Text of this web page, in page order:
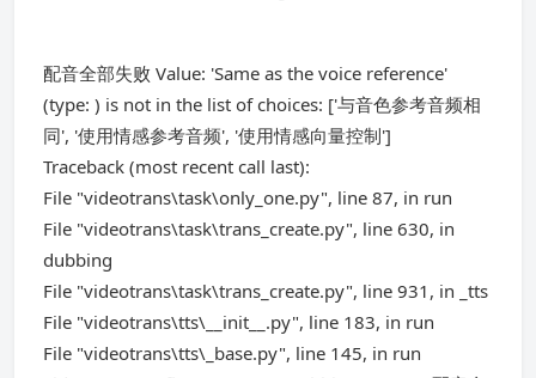
配音全部失败 Value: 'Same as the voice reference'
(type: ) is not in the list of choices: ['与音色参考音频相
同', '使用情感参考音频', '使用情感向量控制']
Traceback (most recent call last):
File "videotrans\task\only_one.py", line 87, in run
File "videotrans\task\trans_create.py", line 630, in
dubbing
File "videotrans\task\trans_create.py", line 931, in _tts
File "videotrans\tts\__init__.py", line 183, in run
File "videotrans\tts\_base.py", line 145, in run